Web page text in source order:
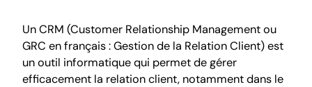
Un CRM (Customer Relationship Management ou
GRC en français : Gestion de la Relation Client) est
un outil informatique qui permet de gérer
efficacement la relation client, notamment dans le